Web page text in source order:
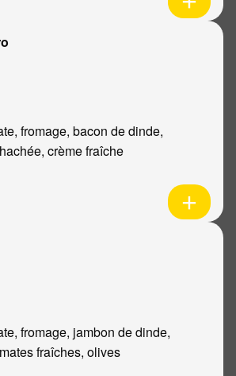
fromage, bacon de dinde,
crème fraîche
fromage, jambon de dinde,
fraîches, olives